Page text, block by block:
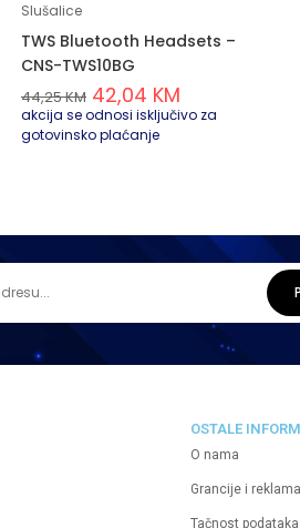
Slušalice
TWS Bluetooth Headsets –
CNS-TWS10BG
44,25KM 42,04 KM
akcija se odnosi isključivo za
gotovinsko plaćanje
OSTALE
O nama
Grancije i
Tačnost podataka